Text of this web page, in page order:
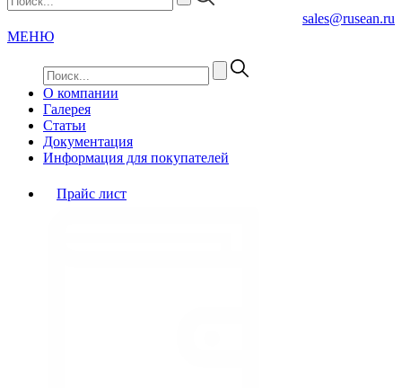
sales@rusean.ru
МЕНЮ
О компании
Галерея
Статьи
Документация
Информация для покупателей
Прайс лист